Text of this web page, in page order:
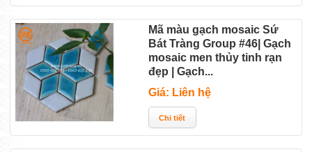
Mã màu gạch mosaic Sứ
Bát Tràng Group #46| Gạch
mosaic men thủy tinh rạn
đẹp | Gạch...
Giá: Liên hệ